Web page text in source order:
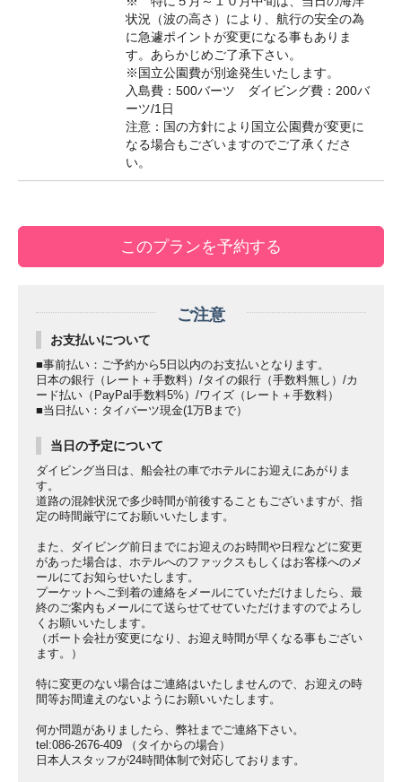
状況（波の高さ）により、航行の安全の為
に急遽ポイントが変更になる事もありま
す。あらかじめご了承下さい。
※国立公園費が別途発生いたします。
入島費：500バーツ ダイビング費：200バ
ーツ/1日
注意：国の方針により国立公園費が変更に
なる場合もございますのでご了承くださ
い。
ご注意
お支払いについて
■事前払い：ご予約から5日以内のお支払いとなります。
日本の銀行（レート＋手数料）/タイの銀行（手数料無し）/カ
ード払い（PayPal手数料5%）/ワイズ（レート＋手数料）
■当日払い：タイバーツ現金(1万Bまで）
当日の予定について
ダイビング当日は、船会社の車でホテルにお迎えにあがりま
す。
道路の混雑状況で多少時間が前後することもございますが、指
定の時間厳守にてお願いいたします。
また、ダイビング前日までにお迎えのお時間や日程などに変更
があった場合は、ホテルへのファックスもしくはお客様へのメ
ールにてお知らせいたします。
プーケットへご到着の連絡をメールにていただけましたら、最
終のご案内もメールにて送らせてせていただけますのでよろし
くお願いいたします。
（ボート会社が変更になり、お迎え時間が早くなる事もござい
ます。）
特に変更のない場合はご連絡はいたしませんので、お迎えの時
間等お間違えのないようにお願いいたします。
何か問題がありましたら、弊社までご連絡下さい。
tel:086-2676-409 （タイからの場合）
日本人スタッフが24時間体制で対応しております。